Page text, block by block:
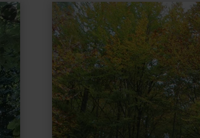
learn
more
about:
Wallfahrtskapelle
Müllenwirft